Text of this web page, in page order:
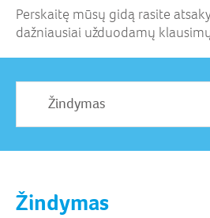
Perskaitę mūsų gidą rasite
dažniausiai užduodamų
Žindymas
Žindymas